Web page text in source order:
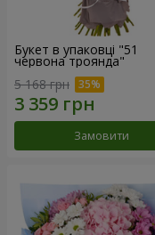
Букет в упаковці "51
червона троянда"
5 168 грн
Замовити